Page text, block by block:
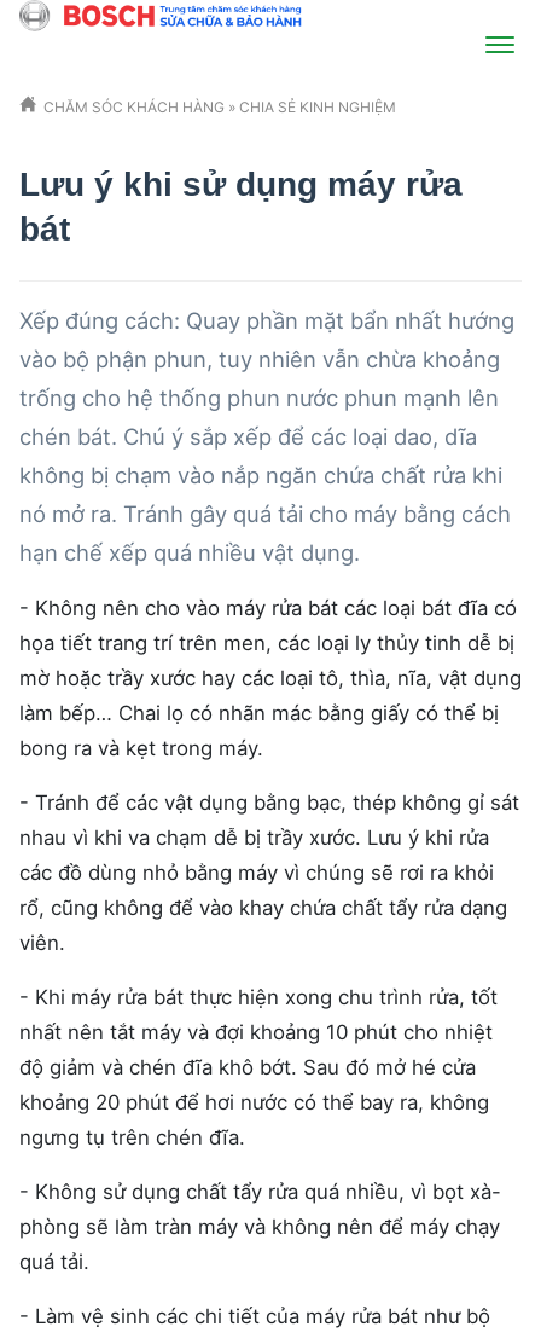
CHĂM SÓC KHÁCH HÀNG » CHIA SẺ KINH NGHIỆM
Lưu ý khi sử dụng máy rửa
bát
Xếp đúng cách: Quay phần mặt bẩn nhất hướng
vào bộ phận phun, tuy nhiên vẫn chừa khoảng
trống cho hệ thống phun nước phun mạnh lên
chén bát. Chú ý sắp xếp để các loại dao, dĩa
không bị chạm vào nắp ngăn chứa chất rửa khi
nó mở ra. Tránh gây quá tải cho máy bằng cách
hạn chế xếp quá nhiều vật dụng.
- Không nên cho vào máy rửa bát các loại bát đĩa có
họa tiết trang trí trên men, các loại ly thủy tinh dễ bị
mờ hoặc trầy xước hay các loại tô, thìa, nĩa, vật dụng
làm bếp… Chai lọ có nhãn mác bằng giấy có thể bị
bong ra và kẹt trong máy.
- Tránh để các vật dụng bằng bạc, thép không gỉ sát
nhau vì khi va chạm dễ bị trầy xước. Lưu ý khi rửa
các đồ dùng nhỏ bằng máy vì chúng sẽ rơi ra khỏi
rổ, cũng không để vào khay chứa chất tẩy rửa dạng
viên.
- Khi máy rửa bát thực hiện xong chu trình rửa, tốt
nhất nên tắt máy và đợi khoảng 10 phút cho nhiệt
độ giảm và chén đĩa khô bớt. Sau đó mở hé cửa
khoảng 20 phút để hơi nước có thể bay ra, không
ngưng tụ trên chén đĩa.
- Không sử dụng chất tẩy rửa quá nhiều, vì bọt xà-
phòng sẽ làm tràn máy và không nên để máy chạy
quá tải.
- Làm vệ sinh các chi tiết của máy rửa bát như bộ